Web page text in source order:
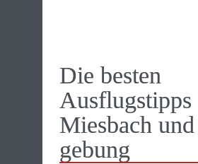
Die besten
Miesbach
gebung